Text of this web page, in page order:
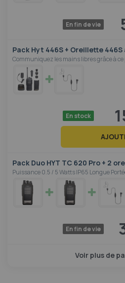
En fin de vie
Pack Hyt 446S + Oreillette
Communiquez les mains libres grâce à ce
En stock
Pack Duo HYT TC 620 Pro + 2
Puissance 0.5 / 5 Watts IP65 Longue
En fin de vie
Voir plus de